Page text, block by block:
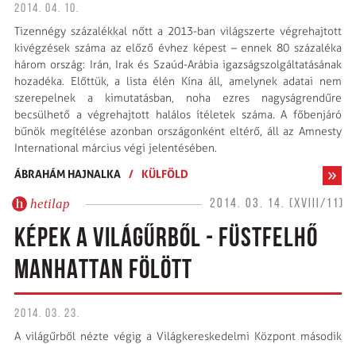
2014. 04. 10.
Tizennégy százalékkal nőtt a 2013-ban világszerte végrehajtott
kivégzések száma az előző évhez képest – ennek 80 százaléka
három ország: Irán, Irak és Szaúd-Arábia igazságszolgáltatásának
hozadéka. Előttük, a lista élén Kína áll, amelynek adatai nem
szerepelnek a kimutatásban, noha ezres nagyságrendűre
becsülhető a végrehajtott halálos ítéletek száma. A főbenjáró
bűnök megítélése azonban országonként eltérő, áll az Amnesty
International március végi jelentésében.
ÁBRAHÁM HAJNALKA / KÜLFÖLD
hetilap 2014. 03. 14. (XVIII/11)
KÉPEK A VILÁGŰRBŐL - FÜSTFELHŐ
MANHATTAN FÖLÖTT
2014. 03. 23.
A világűrből nézte végig a Világkereskedelmi Központ második